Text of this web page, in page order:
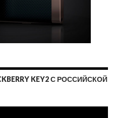
KEY2 С РОССИЙСКОЙ